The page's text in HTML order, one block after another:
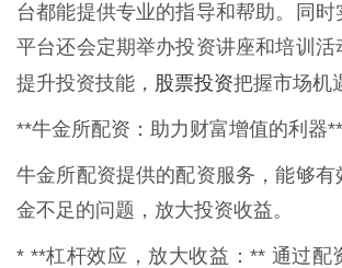
台都能提供专业的指导和帮助。同时
平台还会定期举办投资讲座和培训活
提升投资技能， 股票投资把握市场机
**牛金所配资：助力财富增值的利器**
牛金所配资提供的配资服务，能够有
金不足的问题，放大投资收益。
* **杠杆效应，放大收益：** 通过配